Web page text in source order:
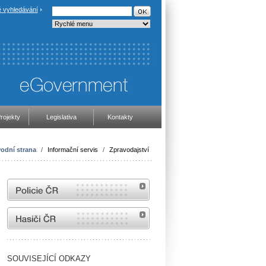
vyhledávání
Legislativa Kontakty
strana / Informační servis / Zpravodajství
internetové stránky Policie ČR
internetové stránky Hasiči ČR
SOUVISEJÍCÍ ODKAZY